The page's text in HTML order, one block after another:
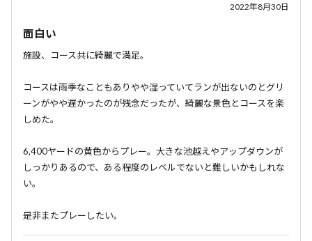
2022年8月30日
面白い
施設、コース共に綺麗で満足。
コースは雨季なこともありやや湿っていてランが出ないのとグリ
ーンがやや遅かったのが残念だったが、綺麗な景色とコースを楽
しめた。
6,400ヤードの黄色からプレー。大きな池越えやアップダウンが
しっかりあるので、ある程度のレベルでないと難しいかもしれな
い。
是非またプレーしたい。